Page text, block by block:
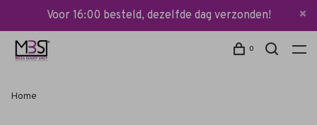
Voor 16:00 besteld, dezelfde dag verzonden!
0
Home